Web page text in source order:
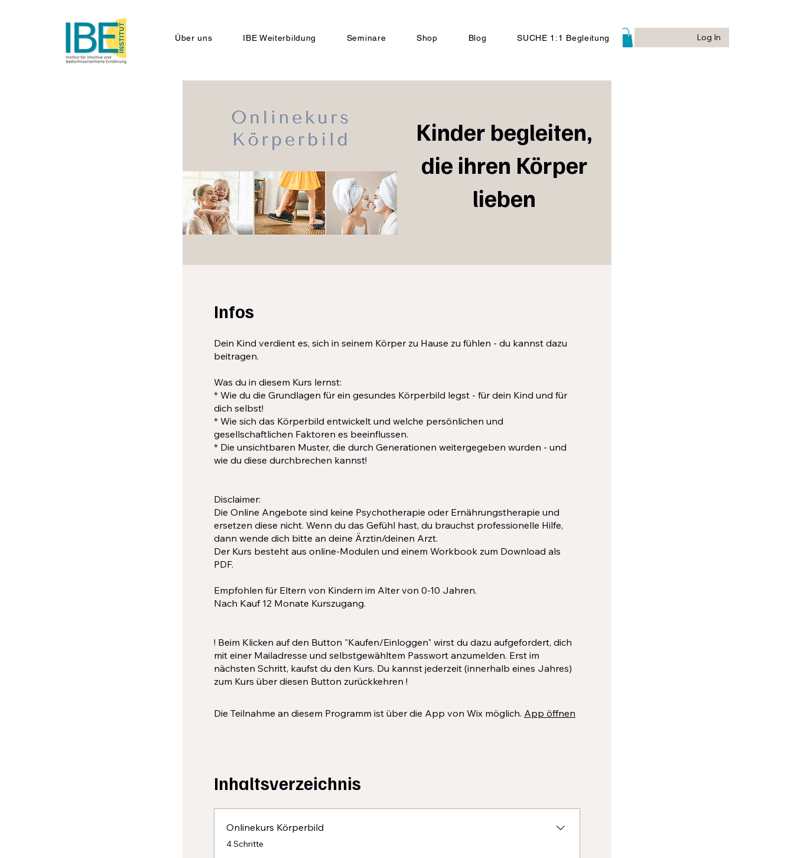
Log InLog In
Über uns IBE Weiterbildung Seminare Shop Blog SUCHE 1:1 Begleitung
Kinder begleiten,
die ihren Körper
lieben
Infos
Dein Kind verdient es, sich in seinem Körper zu Hause zu fühlen - du kannst dazu
beitragen.
Was du in diesem Kurs lernst:
* Wie du die Grundlagen für ein gesundes Körperbild legst - für dein Kind und für
dich selbst!
* Wie sich das Körperbild entwickelt und welche persönlichen und
gesellschaftlichen Faktoren es beeinflussen.
* Die unsichtbaren Muster, die durch Generationen weitergegeben wurden - und
wie du diese durchbrechen kannst!
Disclaimer:
Die Online Angebote sind keine Psychotherapie oder Ernährungstherapie und
ersetzen diese nicht. Wenn du das Gefühl hast, du brauchst professionelle Hilfe,
dann wende dich bitte an deine Ärztin/deinen Arzt.
Der Kurs besteht aus online-Modulen und einem Workbook zum Download als
PDF.
Empfohlen für Eltern von Kindern im Alter von 0-10 Jahren.
Nach Kauf 12 Monate Kurszugang.
! Beim Klicken auf den Button "Kaufen/Einloggen" wirst du dazu aufgefordert, dich
mit einer Mailadresse und selbstgewähltem Passwort anzumelden. Erst im
nächsten Schritt, kaufst du den Kurs. Du kannst jederzeit (innerhalb eines Jahres)
zum Kurs über diesen Button zurückkehren !
Die Teilnahme an diesem Programm ist über die App von Wix möglich. App öffnen
Inhaltsverzeichnis
Onlinekurs Körperbild
.
4 Schritte